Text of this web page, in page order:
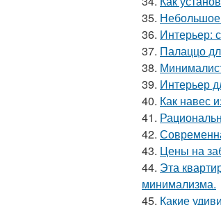
35. Небольшое
36. Интерьер:
37. Палаццо
38.
39. Интерьер
40. Как навес
41.
42.
43. Цены на
44. Эта
минимализма.
45. Какие